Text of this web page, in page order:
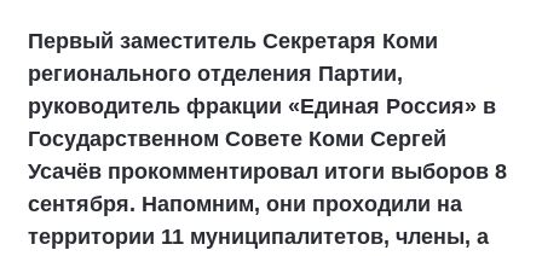
Первый заместитель Секретаря Коми
регионального отделения Партии,
руководитель фракции «Единая Россия» в
Государственном Совете Коми Сергей
Усачёв прокомментировал итоги выборов 8
сентября. Напомним, они проходили на
территории 11 муниципалитетов, члены, а